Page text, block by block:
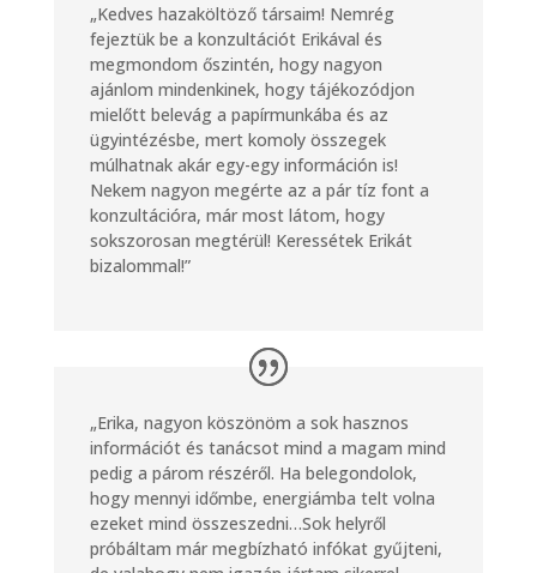
„Kedves hazaköltöző társaim! Nemrég
fejeztük be a konzultációt Erikával és
megmondom őszintén, hogy nagyon
ajánlom mindenkinek, hogy tájékozódjon
mielőtt belevág a papírmunkába és az
ügyintézésbe, mert komoly összegek
múlhatnak akár egy-egy információn is!
Nekem nagyon megérte az a pár tíz font a
konzultációra, már most látom, hogy
sokszorosan megtérül! Keressétek Erikát
bizalommal!”
„Erika, nagyon köszönöm a sok hasznos
információt és tanácsot mind a magam mind
pedig a párom részéről. Ha belegondolok,
hogy mennyi időmbe, energiámba telt volna
ezeket mind összeszedni…Sok helyről
próbáltam már megbízható infókat gyűjteni,